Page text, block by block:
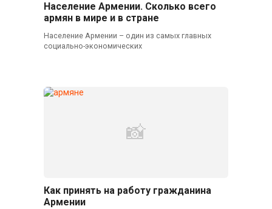
Население Армении. Сколько всего
армян в мире и в стране
Население Армении – один из самых главных
социально-экономических
Как принять на работу гражданина
Армении